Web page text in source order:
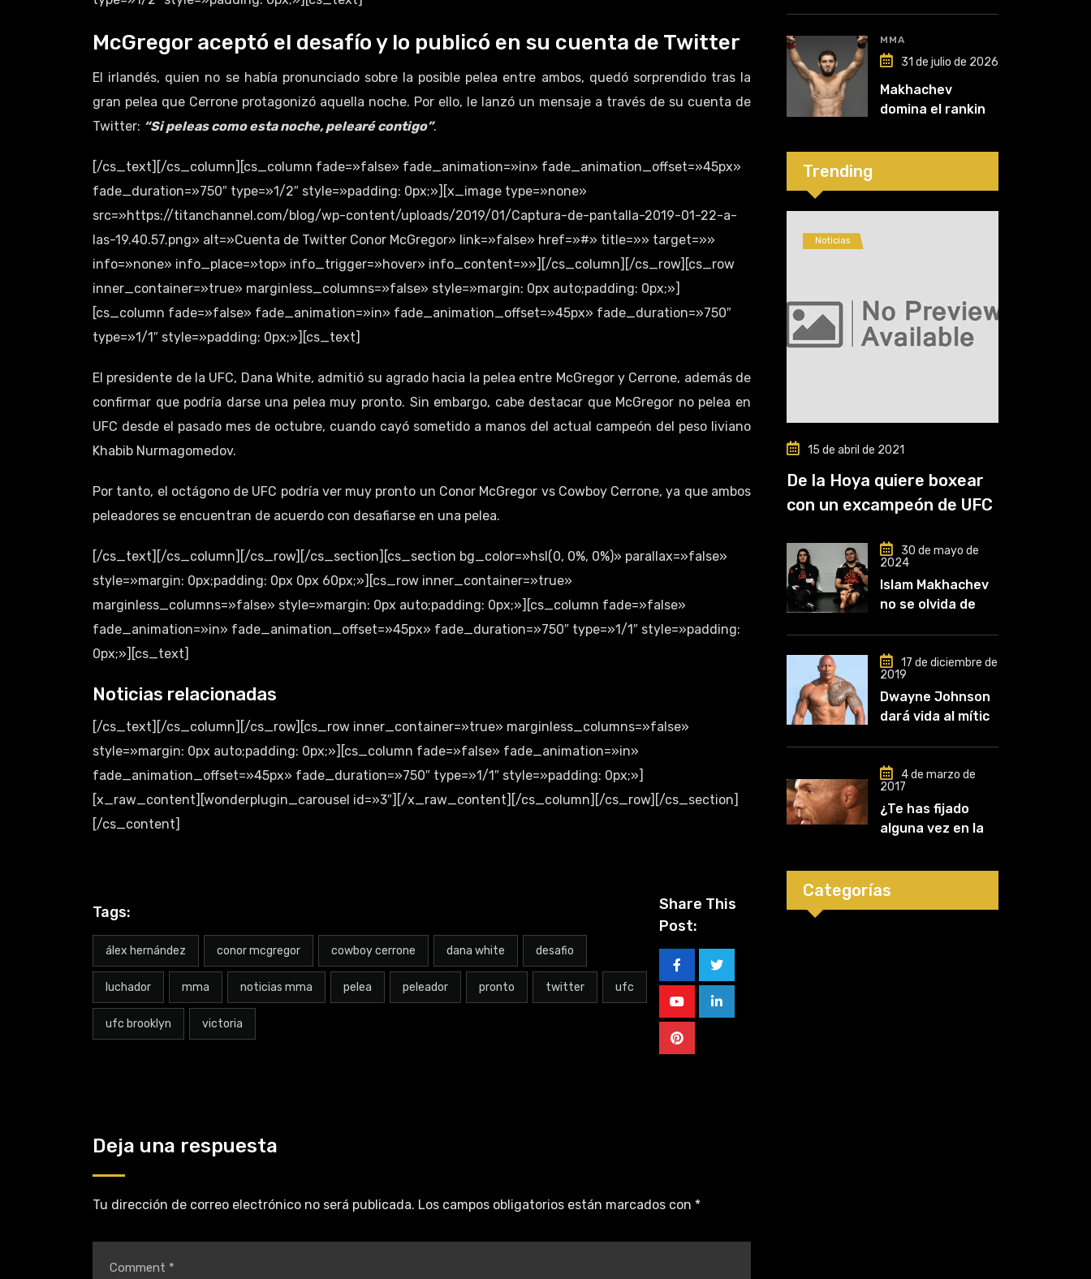
McGregor aceptó el desafío y lo publicó en su cuenta de Twitter
El irlandés, quien no se había pronunciado sobre la posible pelea entre ambos, quedó sorprendido tras la
gran pelea que Cerrone protagonizó aquella noche. Por ello, le lanzó un mensaje a través de su cuenta de
Twitter: “Si peleas como esta noche, pelearé contigo”.
[/cs_text][/cs_column][cs_column fade=»false» fade_animation=»in» fade_animation_offset=»45px»
fade_duration=»750″ type=»1/2″ style=»padding: 0px;»][x_image type=»none»
src=»https://titanchannel.com/blog/wp-content/uploads/2019/01/Captura-de-pantalla-2019-01-22-a-
las-19.40.57.png» alt=»Cuenta de Twitter Conor McGregor» link=»false» href=»#» title=»» target=»»
info=»none» info_place=»top» info_trigger=»hover» info_content=»»][/cs_column][/cs_row][cs_row
inner_container=»true» marginless_columns=»false» style=»margin: 0px auto;padding: 0px;»]
[cs_column fade=»false» fade_animation=»in» fade_animation_offset=»45px» fade_duration=»750″
type=»1/1″ style=»padding: 0px;»][cs_text]
El presidente de la UFC, Dana White, admitió su agrado hacia la pelea entre McGregor y Cerrone, además de
confirmar que podría darse una pelea muy pronto. Sin embargo, cabe destacar que McGregor no pelea en
UFC desde el pasado mes de octubre, cuando cayó sometido a manos del actual campeón del peso liviano
Khabib Nurmagomedov.
Por tanto, el octágono de UFC podría ver muy pronto un Conor McGregor vs Cowboy Cerrone, ya que ambos
peleadores se encuentran de acuerdo con desafiarse en una pelea.
[/cs_text][/cs_column][/cs_row][/cs_section][cs_section bg_color=»hsl(0, 0%, 0%)» parallax=»false»
style=»margin: 0px;padding: 0px 0px 60px;»][cs_row inner_container=»true»
marginless_columns=»false» style=»margin: 0px auto;padding: 0px;»][cs_column fade=»false»
fade_animation=»in» fade_animation_offset=»45px» fade_duration=»750″ type=»1/1″ style=»padding:
0px;»][cs_text]
Noticias relacionadas
[/cs_text][/cs_column][/cs_row][cs_row inner_container=»true» marginless_columns=»false»
style=»margin: 0px auto;padding: 0px;»][cs_column fade=»false» fade_animation=»in»
fade_animation_offset=»45px» fade_duration=»750″ type=»1/1″ style=»padding: 0px;»]
[x_raw_content][wonderplugin_carousel id=»3″][/x_raw_content][/cs_column][/cs_row][/cs_section]
[/cs_content]
Tags:
álex hernández conor mcgregor cowboy cerrone dana white desafio
luchador mma noticias mma pelea peleador pronto twitter ufc
ufc brooklyn victoria
Share This
Post:
Deja una respuesta
Tu dirección de correo electrónico no será publicada. Los campos obligatorios están marcados con *
desempate tras
su recuperación
MMA
31 de julio de 2026
Makhachev
domina el ranking
proyecta como
2026
Trending
Noticias
15 de abril de 2021
De la Hoya quiere boxear
con un excampeón de UFC
30 de mayo de
2024
Islam Makhachev
no se olvida de
que comencé a
entrenar, jugó un
papel clave en mi
carrera»
17 de diciembre de
2019
Dwayne Johnson
dará vida al mítico
4 de marzo de
2017
¿Te has fijado
alguna vez en las
luchadores?
Categorías